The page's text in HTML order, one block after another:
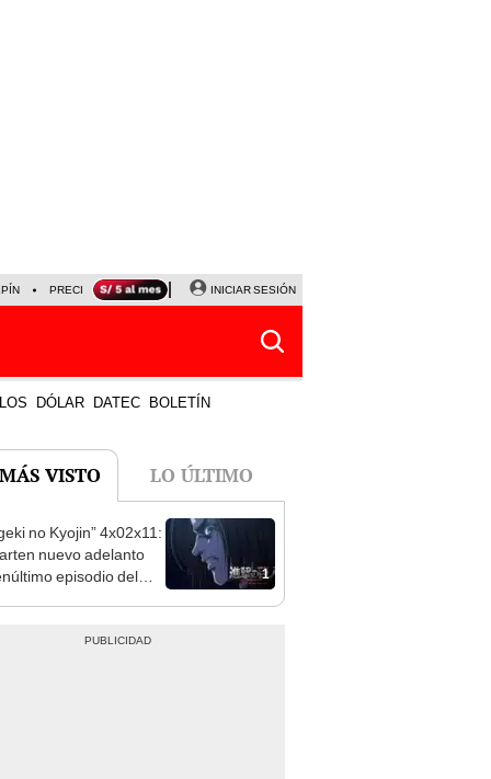
PRECIO DEL DÓLAR CORTE DE LUZ VIERNES 7 DE AGOSTO
INICIAR SESIÓN
DÓLAR DATEC BOLETÍN
VISTO LO ÚLTIMO
1
no Kyojin” 4x02x11:
nuevo adelanto
episodio del